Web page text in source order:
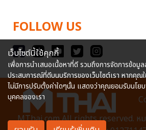
FOLLOW US
MThai.com All rights reserved. หม
เว็บไซต์นี้ใช้คุกกี้
เพื่อการนำเสนอเนื้อหาที่ดี รวมถึงการจัดการข้อ
ประสบการณ์ที่ดีบนบริการของเว็บไซต์เรา หากคุณ
ไม่มีการปรับตั้งค่าใดๆนั้น แสดงว่าคุณยอมรับนโย
บุคคลของเรา